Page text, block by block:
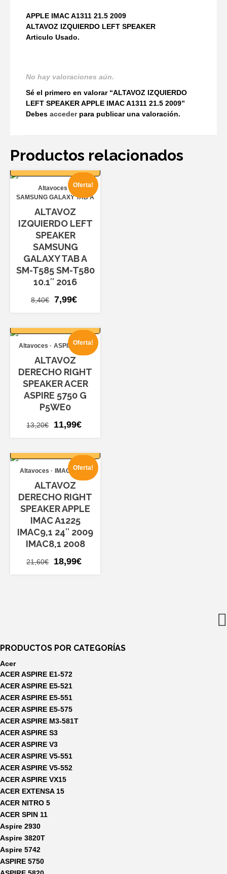
APPLE IMAC A1311 21.5 2009
ALTAVOZ IZQUIERDO LEFT SPEAKER
Articulo Usado.
No hay valoraciones aún.
Sé el primero en valorar “ALTAVOZ IZQUIERDO
LEFT SPEAKER APPLE IMAC A1311 21.5 2009”
Debes accederpara publicar una valoración.
Productos relacionados
AÑADIR AL
Oferta!
Altavoces
SAMSUNG GALAXY TAB A
ALTAVOZ
IZQUIERDO LEFT
SPEAKER
SAMSUNG
GALAXY TAB A
SM-T585 SM-T580
10.1″ 2016
8,40€
El
era:
8,40€.
7,99€
7,99€.
Oferta!
Altavoces ASPIRE 5750
ALTAVOZ
DERECHO RIGHT
SPEAKER ACER
ASPIRE 5750 G
P5WE0
13,20€
El
era:
13,20€.
11,99€
es:
11,99€.
Oferta!
Altavoces IMAC A1225
ALTAVOZ
DERECHO RIGHT
SPEAKER APPLE
IMAC A1225
IMAC9,1 24″ 2009
IMAC8,1 2008
21,60€
El
18,99€
PRODUCTOS POR CATEGORÍAS
Acer
ACER ASPIRE E1-572
ACER ASPIRE E5-521
ACER ASPIRE E5-551
ACER ASPIRE E5-575
ACER ASPIRE M3-581T
ACER ASPIRE S3
ACER ASPIRE V3
ACER ASPIRE V5-551
ACER ASPIRE V5-552
ACER ASPIRE VX15
ACER EXTENSA 15
ACER NITRO 5
ACER SPIN 11
Aspire 2930
Aspire 3820T
Aspire 5742
ASPIRE 5750